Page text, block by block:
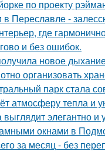
по проекту
в Переславле -
где
и без ошибок.
новое
организовать
парк стала
атмосферу тепла и
элегантно и
окнами в
за месяц - без